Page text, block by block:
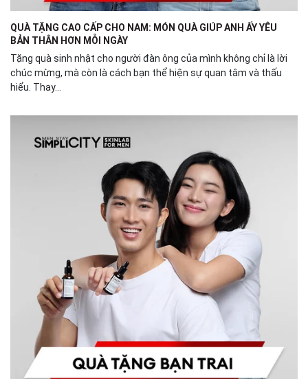
QUÀ TẶNG CAO CẤP CHO NAM: MÓN QUÀ GIÚP ANH ẤY YÊU
BẢN THÂN HƠN MỖI NGÀY
Tặng quà sinh nhật cho người đàn ông của mình không chỉ là lời
chúc mừng, mà còn là cách bạn thể hiện sự quan tâm và thấu
hiểu. Thay...